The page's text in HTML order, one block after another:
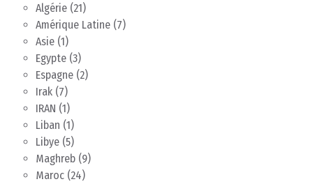
Algérie (21)
Amérique Latine (7)
Asie (1)
Egypte (3)
Espagne (2)
Irak (7)
IRAN (1)
Liban (1)
Libye (5)
Maghreb (9)
Maroc (24)